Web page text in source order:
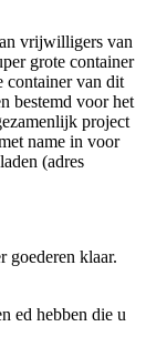
vrijwilligers van
grote container
container van dit
bestemd voor het
project
name in voor
(adres
goederen klaar.
ed hebben die u